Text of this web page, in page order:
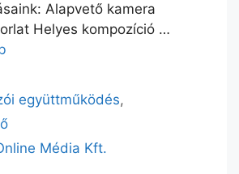
Alapvető kamera
Helyes kompozíció …
együttműködés,
Média Kft.